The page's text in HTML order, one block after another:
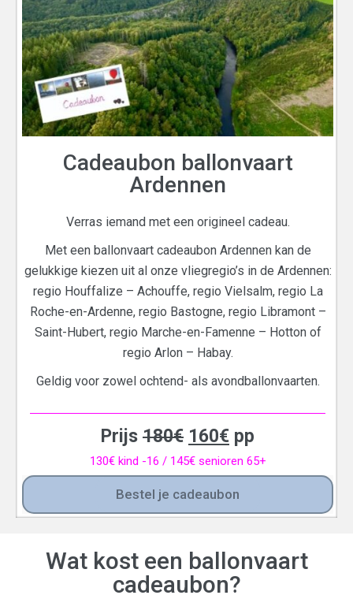
Cadeaubon ballonvaart
Ardennen
Verras iemand met een origineel cadeau.
Met een ballonvaart cadeaubon Ardennen kan de
gelukkige kiezen uit al onze vliegregio’s in de Ardennen:
regio Houffalize – Achouffe, regio Vielsalm, regio La
Roche-en-Ardenne, regio Bastogne, regio Libramont –
Saint-Hubert, regio Marche-en-Famenne – Hotton of
regio Arlon – Habay.
Geldig voor zowel ochtend- als avondballonvaarten.
Prijs 180€ 160€ pp
130€kind -16 / 145€ senioren 65+
Bestel je cadeaubon
Wat kost een ballonvaart
cadeaubon?